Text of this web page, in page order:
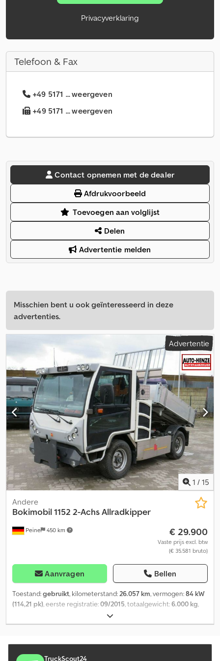
Privacyverklaring
Telefoon & Fax
+49 5171 ... weergeven
+49 5171 ... weergeven
Contact opnemen met de dealer
Afdrukvoorbeeld
Toevoegen aan volglijst
Delen
Advertentie melden
Misschien bent u ook geïnteresseerd in deze
advertenties.
Advertentie
1 / 15
Peine 450 km
Andere
Bokimobil 1152 2-Achs Allradkipper
€ 29.900
Vaste prijs excl. btw
(€ 35.581 bruto)
Aanvragen Bellen
Toestand:gebruikt, kilometerstand: 26.057 km, vermogen:84 kW
(114,21 pk) , eerste registratie:09/2015 , totaalgewicht:6.000 kg
, soort overbrenging:
emissieklasse:Euro 6, laadruimte inhoud:1 m³, laadruimtebreedte:
mm, aantal zitplaatsen:2, Uitrusting:ABS, airconditioning,
vierwielaandrijving
, * Gemeentelijk voertuig *
TruckScout24